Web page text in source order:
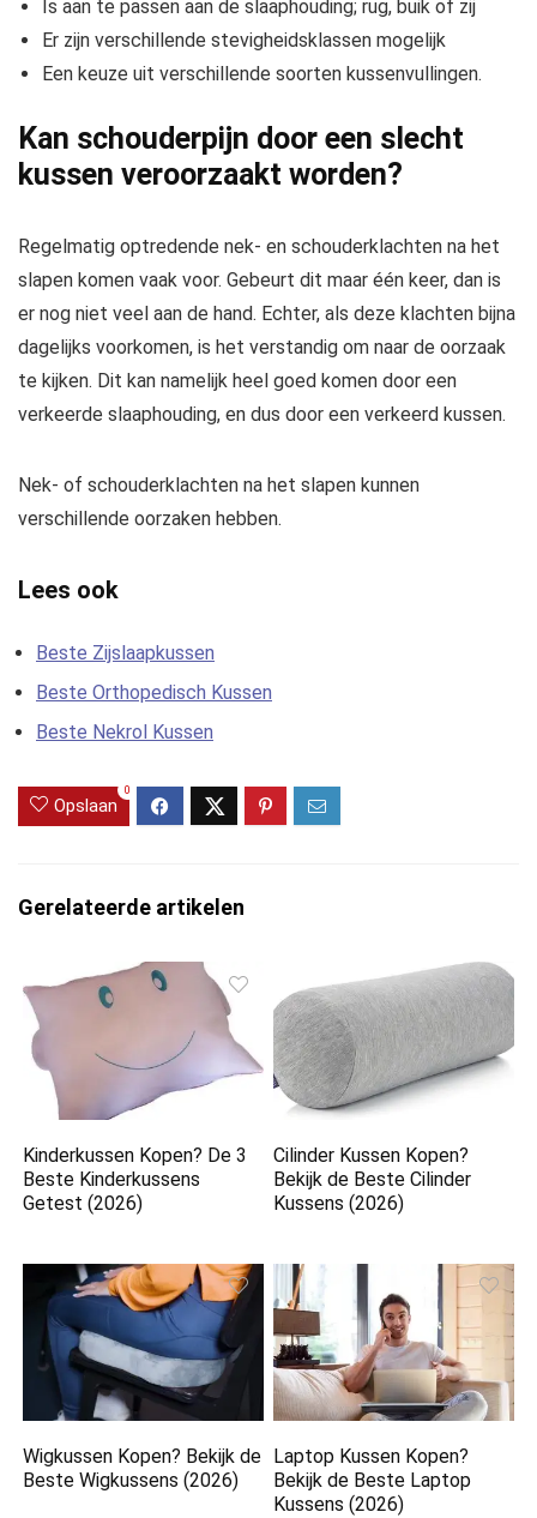
Is aan te passen aan de slaaphouding; rug, buik of zij
Er zijn verschillende stevigheidsklassen mogelijk
Een keuze uit verschillende soorten kussenvullingen.
Kan schouderpijn door een slecht
kussen veroorzaakt worden?
Regelmatig optredende nek- en schouderklachten na het
slapen komen vaak voor. Gebeurt dit maar één keer, dan is
er nog niet veel aan de hand. Echter, als deze klachten bijna
dagelijks voorkomen, is het verstandig om naar de oorzaak
te kijken. Dit kan namelijk heel goed komen door een
verkeerde slaaphouding, en dus door een verkeerd kussen.
Nek- of schouderklachten na het slapen kunnen
verschillende oorzaken hebben.
Lees ook
Beste Zijslaapkussen
Beste Orthopedisch Kussen
Beste Nekrol Kussen
Opslaan
0
Gerelateerde artikelen
Kinderkussen Kopen? De 3
Beste Kinderkussens
Getest (2026)
Cilinder Kussen Kopen?
Bekijk de Beste Cilinder
Kussens (2026)
Wigkussen Kopen? Bekijk de
Beste Wigkussens (2026)
Laptop Kussen Kopen?
Bekijk de Beste Laptop
Kussens (2026)